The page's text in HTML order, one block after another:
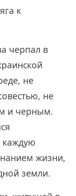
к
черпал в
не
не
и черным.
каждую
жизни,
земли.